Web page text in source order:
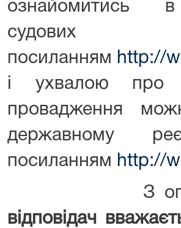
ознайомитись в
посиланням http://
і ухвалою про
провадження
державному
посиланням http://
З
відповідач